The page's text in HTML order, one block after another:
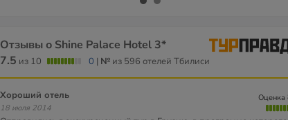
Отзывы о Shine Palace Hotel 3*
7.5 из 10 0 | № из 596 отелей Тбилиси
хороший отель
18 июля 2014
Оценка